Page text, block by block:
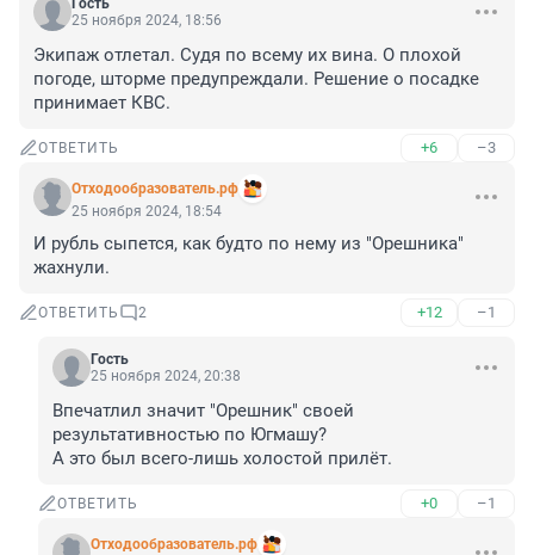
Гость
25 ноября 2024, 18:56
Экипаж отлетал. Судя по всему их вина. О плохой
погоде, шторме предупреждали. Решение о посадке
принимает КВС.
ОТВЕТИТЬ +6 –3
Отходообразователь.рф
25 ноября 2024, 18:54
И рубль сыпется, как будто по нему из "Орешника"
жахнули.
ОТВЕТИТЬ 2 +12 –1
Гость
25 ноября 2024, 20:38
Впечатлил значит "Орешник" своей
результативностью по Югмашу?
А это был всего-лишь холостой прилёт.
ОТВЕТИТЬ +0 –1
Отходообразователь.рф